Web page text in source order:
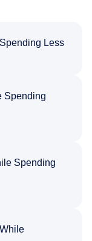
Less
Spending
Spending